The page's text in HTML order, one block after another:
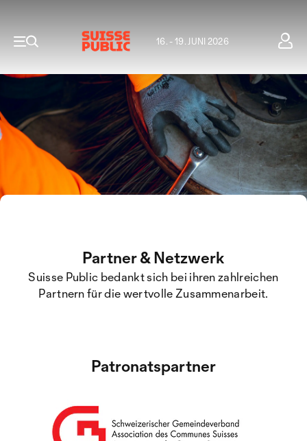
16. - 19. JUNI 2026
Partner & Netzwerk
Suisse Public bedankt sich bei ihren zahlreichen
Partnern für die wertvolle Zusammenarbeit.
Patronatspartner